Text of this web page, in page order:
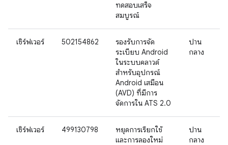
ทดสอบเสร็จ
สมบูรณ์
เซิร์ฟเวอร์ 502154862
รองรับการจัด
ระเบียบ Android
ในระบบคลาวด์
สำหรับอุปกรณ์
Android เสมือน
(AVD) ที่มีการ
จัดการใน ATS 2.0
ปาน
กลาง
เซิร์ฟเวอร์ 499130798
หยุดการเรียกใช้
และการลองใหม่
ปาน
กลาง